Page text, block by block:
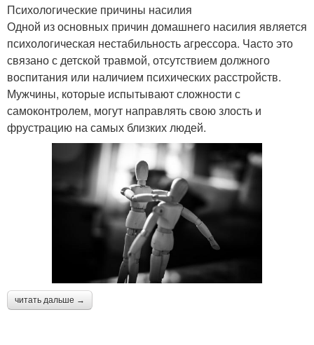
Психологические причины насилия
Одной из основных причин домашнего насилия является
психологическая нестабильность агрессора. Часто это
связано с детской травмой, отсутствием должного
воспитания или наличием психических расстройств.
Мужчины, которые испытывают сложности с
самоконтролем, могут направлять свою злость и
фрустрацию на самых близких людей.
читать дальше →